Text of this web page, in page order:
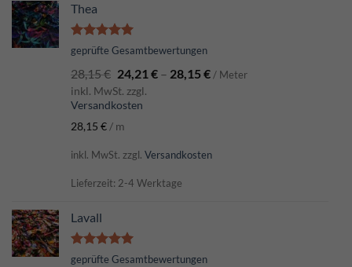
Thea
Bewertet
von 5
geprüfte Gesamtbewertungen
28,15€ 24,21 €– 28,15€ / Meter
inkl. MwSt. zzgl.
Versandkosten
28,15 € / m
inkl. MwSt. zzgl. Versandkosten
Lieferzeit: 2-4 Werktage
Lavall
Bewertet
geprüfte Gesamtbewertungen